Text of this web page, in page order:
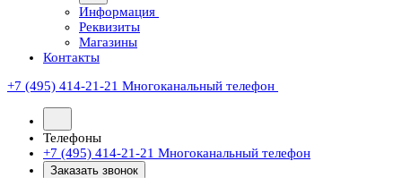
Информация
Реквизиты
Магазины
Контакты
+7 (495) 414-21-21 Многоканальный телефон
Телефоны
+7 (495) 414-21-21 Многоканальный телефон
Заказать звонок